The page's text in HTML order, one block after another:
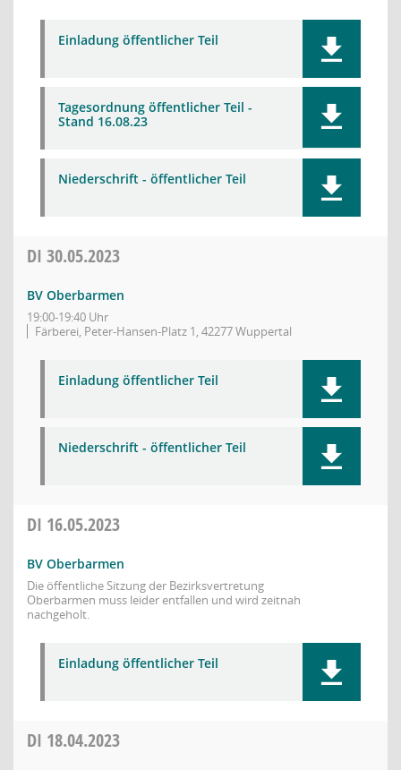
Einladung öffentlicher Teil
Tagesordnung öffentlicher Teil -
Stand 16.08.23
Niederschrift - öffentlicher Teil
DI 30.05.2023
BV Oberbarmen
19:00-19:40 Uhr
Färberei, Peter-Hansen-Platz 1, 42277 Wuppertal
Einladung öffentlicher Teil
Niederschrift - öffentlicher Teil
DI 16.05.2023
BV Oberbarmen
Die öffentliche Sitzung der Bezirksvertretung
Oberbarmen muss leider entfallen und wird zeitnah
nachgeholt.
Einladung öffentlicher Teil
DI 18.04.2023